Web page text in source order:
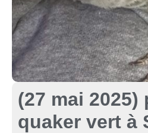
(27 mai 2025)
quaker vert à